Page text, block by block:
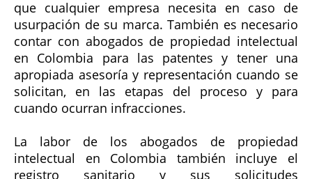
que cualquier empresa necesita en caso de
usurpación de su marca. También es necesario
contar con abogados de propiedad intelectual
en Colombia para las patentes y tener una
apropiada asesoría y representación cuando se
solicitan, en las etapas del proceso y para
cuando ocurran infracciones.
La labor de los abogados de propiedad
intelectual en Colombia también incluye el
registro sanitario y sus solicitudes